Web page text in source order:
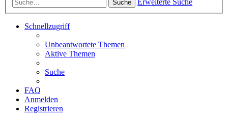
Suche Erweiterte Suche
Schnellzugriff
Unbeantwortete Themen
Aktive Themen
Suche
FAQ
Anmelden
Registrieren